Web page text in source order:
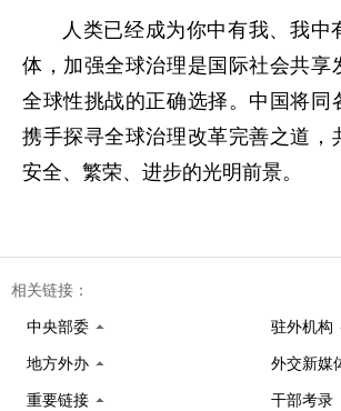
人类已经成为你中有我、我中
体，加强全球治理是国际社会共享
全球性挑战的正确选择。中国将同
携手探寻全球治理改革完善之道，
安全、繁荣、进步的光明前景。
相关链接：
中央部委 驻外机构
地方外办 外交新媒
重要链接 干部考录